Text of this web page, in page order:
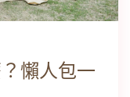
懶人包一